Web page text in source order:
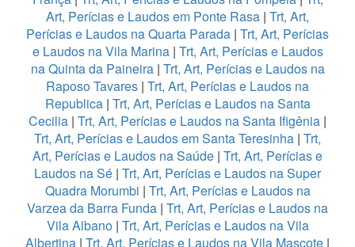
Art, Perícias e Laudos em Ponte Rasa | Trt, Art,
Perícias e Laudos na Quarta Parada | Trt, Art, Perícias
e Laudos na Vila Marina| Trt, Art, Perícias e Laudos
na Quinta da Paineira| Trt, Art, Perícias e Laudos na
Raposo Tavares | Trt, Art, Perícias e Laudos na
Republica| Trt, Art, Perícias e Laudos na Santa
Cecilia | Trt, Art, Perícias e Laudos na Santa Ifigênia |
Trt, Art, Perícias e Laudos em Santa Teresinha | Trt,
Art, Perícias e Laudos na Saúde | Trt, Art, Perícias e
Laudos na Sé | Trt, Art, Perícias e Laudos na Super
Quadra Morumbi | Trt, Art, Perícias e Laudos na
Varzea da Barra Funda | Trt, Art, Perícias e Laudos na
Vila Albano| Trt, Art, Perícias e Laudos na Vila
Albertina | Trt, Art, Perícias e Laudos na Vila Mascote |